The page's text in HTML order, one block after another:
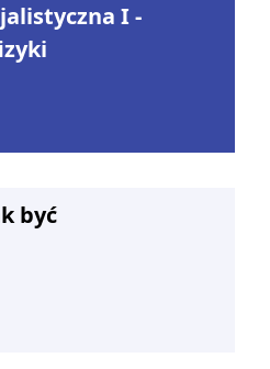
I -
być